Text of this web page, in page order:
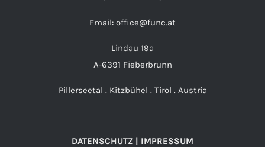
Email: office@func.at
Lindau 19a
A-6391 Fieberbrunn
Pillerseetal . Kitzbühel . Tirol . Austria
DATENSCHUTZ | IMPRESSUM